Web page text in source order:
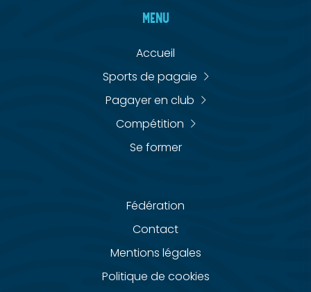
MENU
Accueil
Sports de pagaie
Pagayer en club
Compétition
Se former
Fédération
Contact
Mentions légales
Politique de cookies